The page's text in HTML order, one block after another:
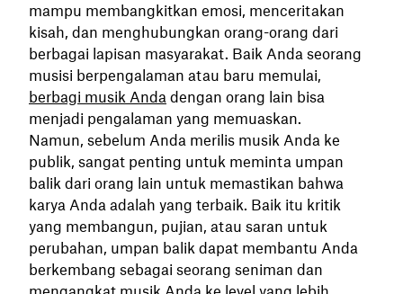
mampu membangkitkan emosi, menceritakan
kisah, dan menghubungkan orang-orang dari
berbagai lapisan masyarakat. Baik Anda seorang
musisi berpengalaman atau baru memulai,
berbagi musik Anda dengan orang lain bisa
menjadi pengalaman yang memuaskan.
Namun, sebelum Anda merilis musik Anda ke
publik, sangat penting untuk meminta umpan
balik dari orang lain untuk memastikan bahwa
karya Anda adalah yang terbaik. Baik itu kritik
yang membangun, pujian, atau saran untuk
perubahan, umpan balik dapat membantu Anda
berkembang sebagai seorang seniman dan